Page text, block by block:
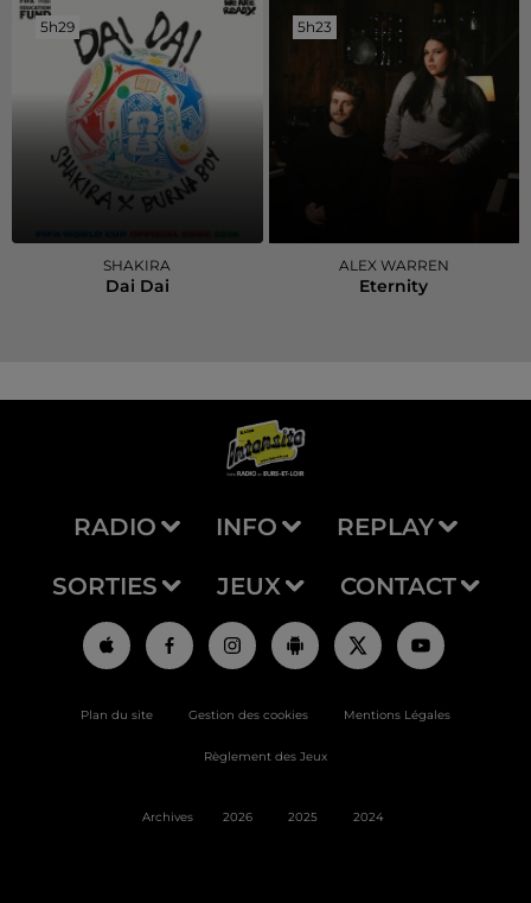
5h29
5h29
SHAKIRA
Dai Dai
5h23
5h23
ALEX WARREN
Eternity
RADIO INFO REPLAY
SORTIES JEUX CONTACT
Plan du site Gestion des cookies Mentions Légales
Règlement des Jeux
Archives 2026 2025 2024